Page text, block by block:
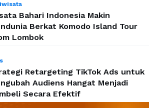
Bahari Indonesia Makin
Berkat Komodo Island Tour
Lombok
Retargeting TikTok Ads untuk
Audiens Hangat Menjadi
Secara Efektif